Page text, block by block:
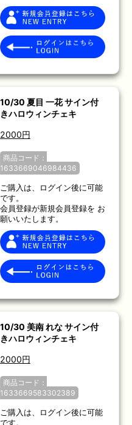
10/30 夏目 一花 サイン付
きハロウィンチェキ
2000円
商品コード：
1633669046984436
ご購入は、ログイン後に可能
です。
会員登録が新規会員登録を お
願いいたします。
10/30 美南 れな サイン付
きハロウィンチェキ
2000円
商品コード：
1633669583302389
ご購入は、ログイン後に可能
です。